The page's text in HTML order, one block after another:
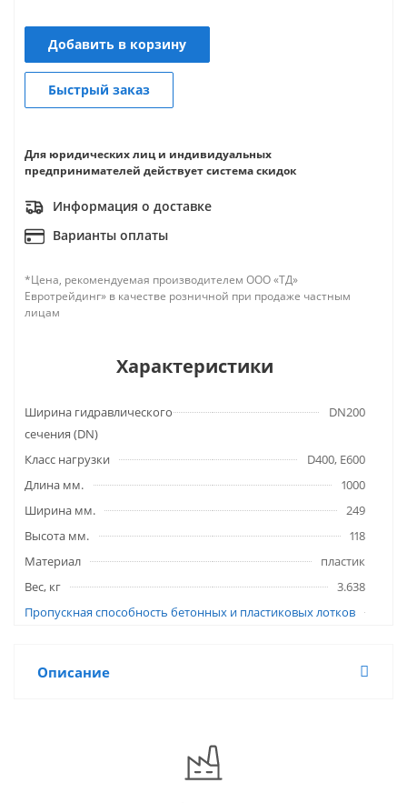
Добавить в корзину
Быстрый заказ
Для юридических лиц и индивидуальных
предпринимателей действует система скидок
Информация о доставке
Варианты оплаты
*Цена, рекомендуемая производителем ООО «ТД»
Евротрейдинг» в качестве розничной при продаже частным
лицам
Характеристики
Ширина гидравлического
сечения (DN)
DN200
Класс нагрузки
D400, E600
Длина мм.
1000
Ширина мм.
249
Высота мм.
118
Материал
пластик
Вес, кг
3.638
Пропускная способность бетонных и пластиковых лотков
Описание